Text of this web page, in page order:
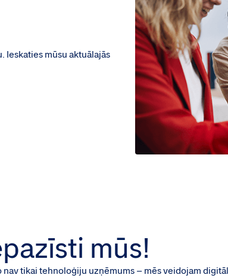
Ieskaties mūsu aktuālajās
mūs!
nav tikai tehnoloģiju uzņēmums – mēs veidojam